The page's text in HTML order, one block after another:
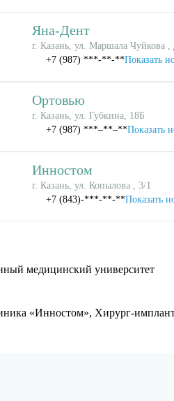
Яна-Дент
г. Казань, ул. Маршала Чуйкова ,
+7 (987) ***-**-**Показать
Ортовью
г. Казань, ул. Губкина, 18Б
+7 (987) ***‒**‒**Показать
Инностом
г. Казань, ул. Копылова , 3/1
+7 (843)-***-**-**Показать
медицинский университет
«Инностом», Хирург-